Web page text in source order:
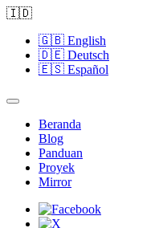
🇮🇩
🇬🇧 English
🇩🇪 Deutsch
🇪🇸 Español
Beranda
Blog
Panduan
Proyek
Mirror